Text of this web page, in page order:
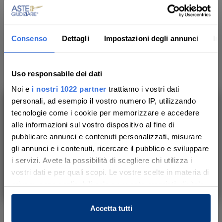
Consenso Dettagli Impostazioni degli annunci
Uso responsabile dei dati
Noi e i nostri 1022 partner trattiamo i vostri dati
personali, ad esempio il vostro numero IP, utilizzando
tecnologie come i cookie per memorizzare e accedere
alle informazioni sul vostro dispositivo al fine di
pubblicare annunci e contenuti personalizzati, misurare
gli annunci e i contenuti, ricercare il pubblico e sviluppare
i servizi. Avete la possibilità di scegliere chi utilizza i
vostri dati e per quali scopi. Le vostre scelte in materia di
in cui avete effettuato le vostre scelte. È possibile
modificare o revocare il proprio consenso in qualsiasi
momento dalla Dichiarazione sui cookie o facendo clic
Accetta tutti
Genere
Immobili
Categoria
-
Dati dei beni
APPARTAMENTO
Appartamento composto da ingresso/disimpegno,
verandato, due camere e ripostiglio.
Ti aiutiamo a trovare, comprendere e
partecipare all’asta in sicurezza.
Con noi, passo dopo passo.
Scopri il servizio